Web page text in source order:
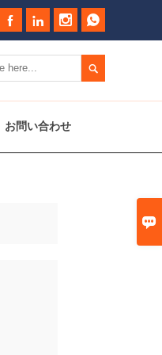

   

お問い合わせ